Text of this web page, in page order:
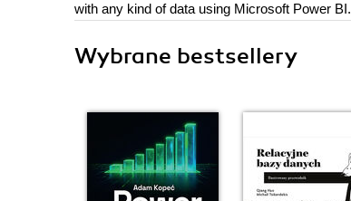
with any kind of data using Microsoft Power BI.
Wybrane bestsellery